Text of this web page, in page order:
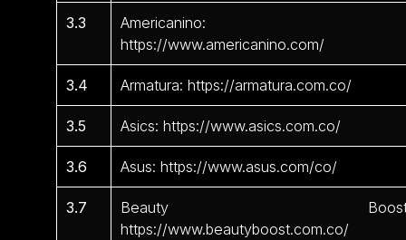
3.3
Americanino:
https://www.americanino.com/
3.4 Armatura: https://armatura.com.co/
3.5 Asics: https://www.asics.com.co/
3.6 Asus: https://www.asus.com/co/
3.7
Beauty
https://www.beautyboost.com.co/